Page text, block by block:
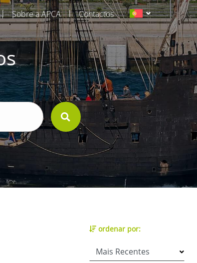
| Sobre a APCA | Contactos
ordenar por: